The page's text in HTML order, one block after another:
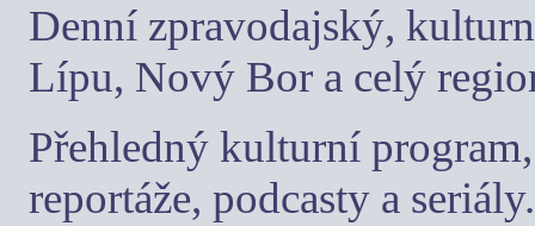
Denní zpravodajský,
Lípu, Nový Bor a celý
Přehledný kulturní
reportáže, podcasty a seriály.